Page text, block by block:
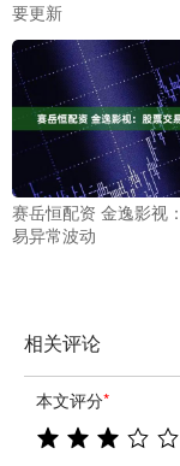
要更新
赛岳恒配资 金逸影视
易异常波动
相关评论
本文评分*